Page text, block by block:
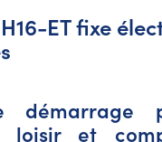
ET fixe
démarrage
loisir et